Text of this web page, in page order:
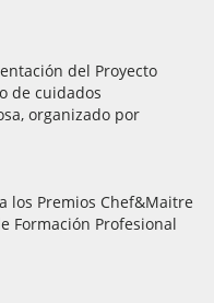
del Proyecto
de cuidados
organizado por
los Premios Chef&Maitre
Formación Profesional